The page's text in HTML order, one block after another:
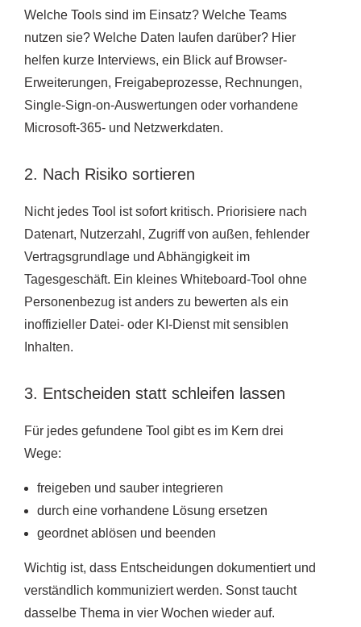
Welche Tools sind im Einsatz? Welche Teams
nutzen sie? Welche Daten laufen darüber? Hier
helfen kurze Interviews, ein Blick auf Browser-
Erweiterungen, Freigabeprozesse, Rechnungen,
Single-Sign-on-Auswertungen oder vorhandene
Microsoft-365- und Netzwerkdaten.
2. Nach Risiko sortieren
Nicht jedes Tool ist sofort kritisch. Priorisiere nach
Datenart, Nutzerzahl, Zugriff von außen, fehlender
Vertragsgrundlage und Abhängigkeit im
Tagesgeschäft. Ein kleines Whiteboard-Tool ohne
Personenbezug ist anders zu bewerten als ein
inoffizieller Datei- oder KI-Dienst mit sensiblen
Inhalten.
3. Entscheiden statt schleifen lassen
Für jedes gefundene Tool gibt es im Kern drei
Wege:
freigeben und sauber integrieren
durch eine vorhandene Lösung ersetzen
geordnet ablösen und beenden
Wichtig ist, dass Entscheidungen dokumentiert und
verständlich kommuniziert werden. Sonst taucht
dasselbe Thema in vier Wochen wieder auf.